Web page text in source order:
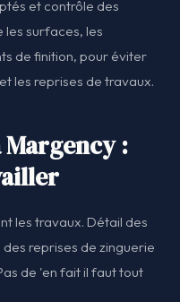
et contrôle des
les surfaces, les
de finition, pour éviter
les reprises de travaux.
:
les travaux. Détail des
reprises de zinguerie
de 'en fait il faut tout